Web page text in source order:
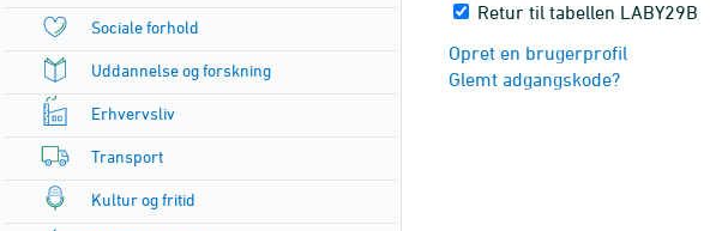
Sociale forhold
Uddannelse og forskning
Erhvervsliv
Transport
Kultur og fritid
Retur til tabellen LABY29B
Opret en brugerprofil
Glemt adgangskode?